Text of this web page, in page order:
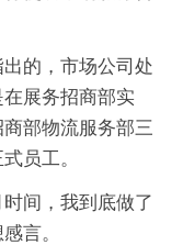
的，市场公司处
展务招商部实
部物流服务部三
员工。
间，我到底做了
言。